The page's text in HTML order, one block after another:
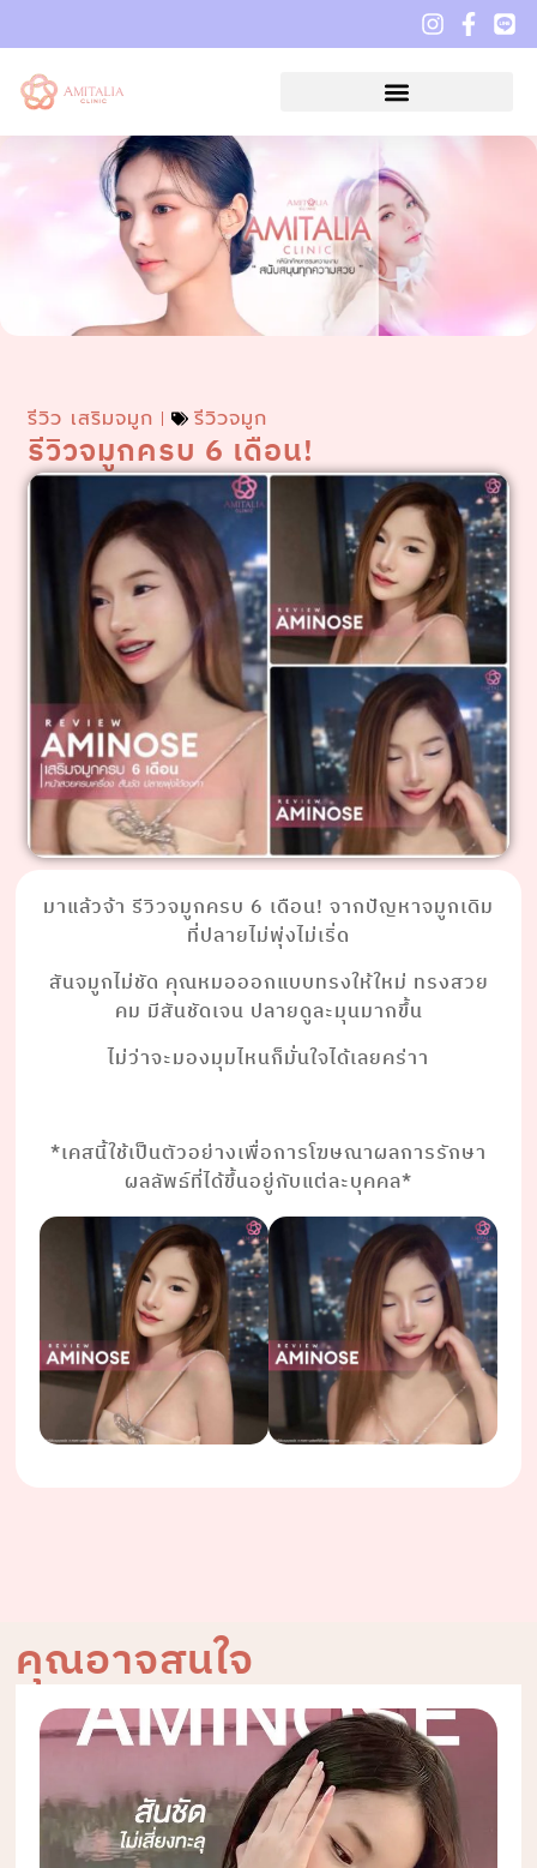
รีวิว เสริมจมูก รีวิวจมูก
รีวิวจมูกครบ 6 เดือน!
มาแล้วจ้า รีวิวจมูกครบ 6 เดือน! จากปัญหาจมูกเดิม
ที่ปลายไม่พุ่งไม่เริ่ด
สันจมูกไม่ชัด คุณหมอออกแบบทรงให้ใหม่ ทรงสวย
คม มีสันชัดเจน ปลายดูละมุนมากขึ้น
ไม่ว่าจะมองมุมไหนก็มั่นใจได้เลยคร่าา
*เคสนี้ใช้เป็นตัวอย่างเพื่อการโฆษณาผลการรักษา
ผลลัพธ์ที่ได้ขึ้นอยู่กับแต่ละบุคคล*
คุณอาจสนใจ